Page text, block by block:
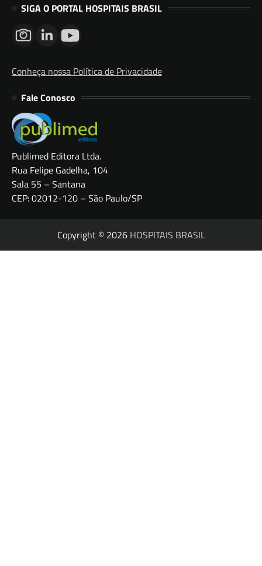
SIGA O PORTAL HOSPITAIS BRASIL
Conheça nossa Política de Privacidade
Fale Conosco
Publimed Editora Ltda.
Rua Felipe Gadelha, 104
Sala 55 – Santana
CEP: 02012-120 – São Paulo/SP
Copyright © 2026 HOSPITAIS BRASIL